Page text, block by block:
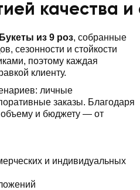
качества и
из 9 роз, собранные
сезонности и стойкости
поэтому каждая
клиенту.
личные
заказы. Благодаря
объему и бюджету — от
и индивидуальных